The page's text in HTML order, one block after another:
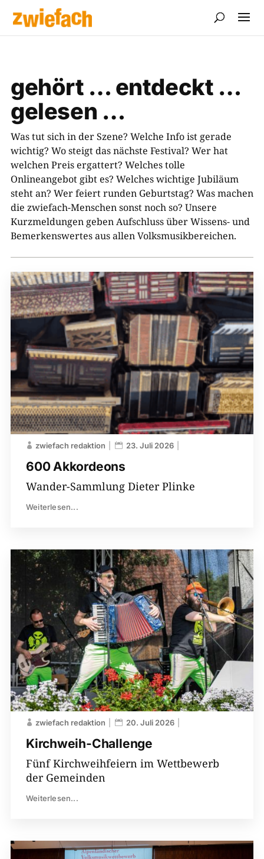
gehört … entdeckt …
gelesen …
Was tut sich in der Szene? Welche Info ist gerade
wichtig? Wo steigt das nächste Festival? Wer hat
welchen Preis ergattert? Welches tolle
Onlineangebot gibt es? Welches wichtige Jubiläum
steht an? Wer feiert runden Geburtstag? Was machen
die zwiefach-Menschen sonst noch so? Unsere
Kurzmeldungen geben Aufschluss über Wissens- und
Bemerkenswertes aus allen Volksmusikbereichen.
600 Akkordeons
zwiefach redaktion 23. Juli 2026
Wander-Sammlung Dieter Plinke
Weiterlesen...
Kirchweih-​Challenge
zwiefach redaktion 20. Juli 2026
Fünf Kirchweihfeiern im Wettbewerb
der Gemeinden
Weiterlesen...